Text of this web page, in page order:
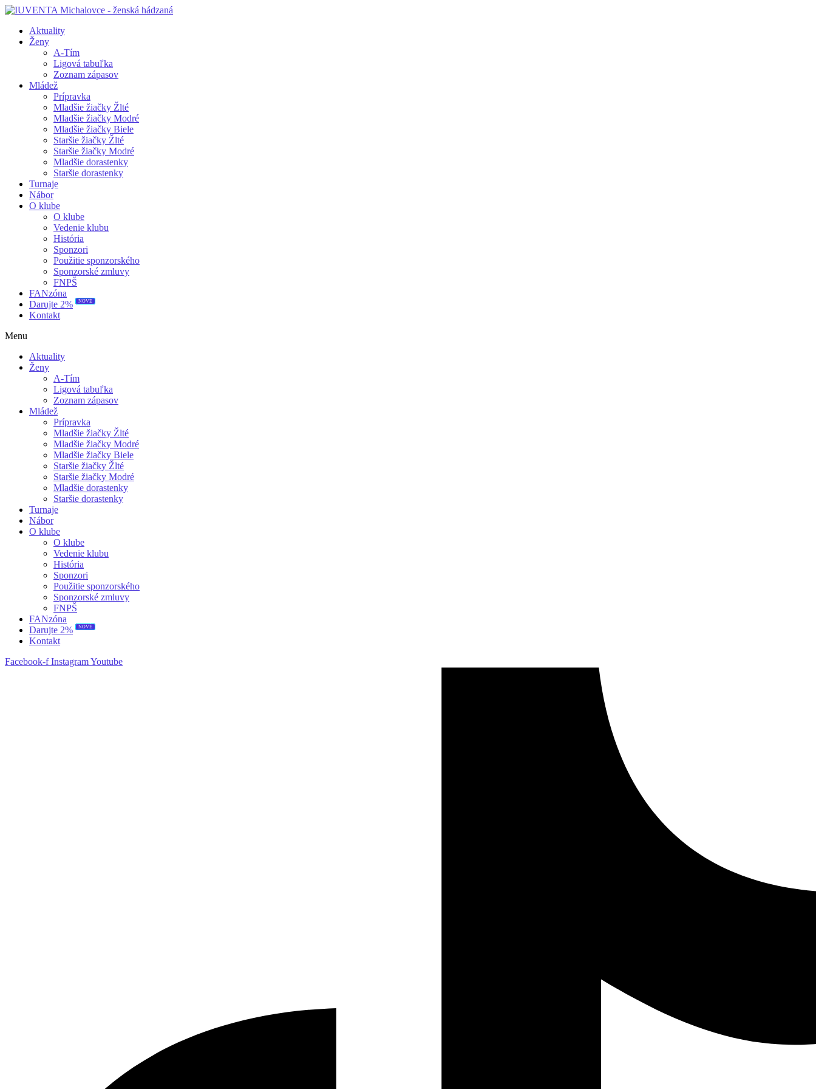
Aktuality
Ženy
A-Tím
Ligová tabuľka
Zoznam zápasov
Mládež
Prípravka
Mladšie žiačky Žlté
Mladšie žiačky Modré
Mladšie žiačky Biele
Staršie žiačky Žlté
Staršie žiačky Modré
Mladšie dorastenky
Staršie dorastenky
Turnaje
Nábor
O klube
O klube
Vedenie klubu
História
Sponzori
Použitie sponzorského
Sponzorské zmluvy
FNPŠ
FANzóna
Darujte 2%
NOVÉ
Kontakt
Menu
Aktuality
Ženy
A-Tím
Ligová tabuľka
Zoznam zápasov
Mládež
Prípravka
Mladšie žiačky Žlté
Mladšie žiačky Modré
Mladšie žiačky Biele
Staršie žiačky Žlté
Staršie žiačky Modré
Mladšie dorastenky
Staršie dorastenky
Turnaje
Nábor
O klube
O klube
Vedenie klubu
História
Sponzori
Použitie sponzorského
Sponzorské zmluvy
FNPŠ
FANzóna
Darujte 2%
NOVÉ
Kontakt
Facebook-f InstagramYoutube